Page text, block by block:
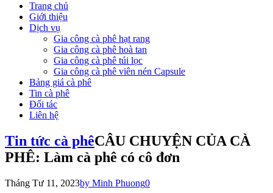
Trang chủ
Giới thiệu
Dịch vụ
Gia công cà phê hạt rang
Gia công cà phê hoà tan
Gia công cà phê túi lọc
Gia công cà phê viên nén Capsule
Bảng giá cà phê
Tin cà phê
Đối tác
Liên hệ
Tin tức cà phêCÂU CHUYỆN CỦA CÀ
PHÊ: Làm cà phê có cô đơn
Tháng Tư 11, 2023by Minh Phuong0